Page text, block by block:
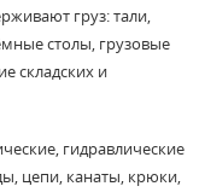
груз: тали,
столы, грузовые
складских и
гидравлические
цепи, канаты, крюки,